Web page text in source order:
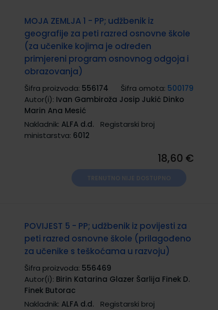
MOJA ZEMLJA 1 - PP; udžbenik iz
geografije za peti razred osnovne škole
(za učenike kojima je određen
primjereni program osnovnog odgoja i
obrazovanja)
Šifra proizvoda: 556174 Šifra omota: 500179
Autor(i): Ivan Gambiroža Josip Jukić Dinko
Marin Ana Mesić
Nakladnik: ALFA d.d.
Registarski broj
ministarstva: 6012
18,60 €
POVIJEST 5 - PP; udžbenik iz povijesti za
peti razred osnovne škole (prilagođeno
za učenike s teškoćama u razvoju)
Šifra proizvoda: 556469
Autor(i): Birin Katarina Glazer Šarlija Finek D.
Finek Butorac
Nakladnik: ALFA d.d.
Registarski broj